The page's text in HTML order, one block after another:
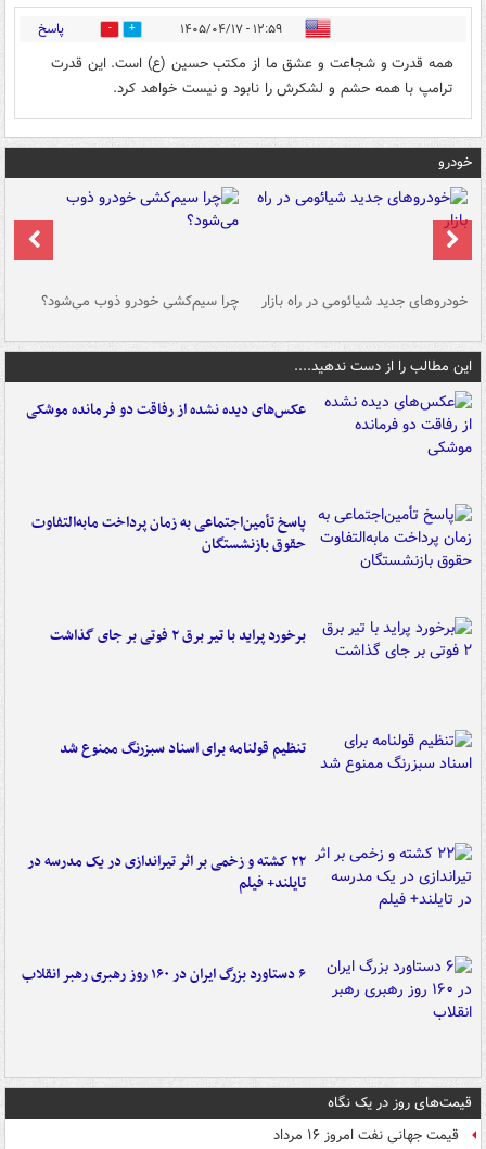
۱۲:۵۹ - ۱۴۰۵/۰۴/۱۷ 0 پاسخ
همه قدرت و شجاعت و عشق ما از مکتب حسین (ع) است. این قدرت
ترامپ با همه حشم و لشکرش را نابود و نیست خواهد کرد.
خودرو
خودروهای جدید شیائومی در راه بازار چرا سیم‌کشی خودرو ذوب می‌شود؟
این مطالب را از دست ندهید....
عکس‌های دیده نشده از رفاقت دو فرمانده‌ موشکی
پاسخ تأمین‌اجتماعی به زمان پرداخت مابه‌التفاوت
حقوق بازنشستگان
برخورد پراید با تیر برق ۲ فوتی بر جای گذاشت
تنظیم قولنامه برای اسناد سبزرنگ ممنوع شد
۲۲ کشته و زخمی بر اثر تیراندازی در یک مدرسه در
تایلند+ فیلم
۶ دستاورد بزرگ ایران در ۱۶۰ روز رهبری رهبر انقلاب
قیمت‌های روز در یک نگاه
قیمت جهانی نفت امروز ۱۶ مرداد